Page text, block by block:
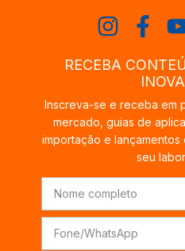
RECEBA
Inscreva-se e receba em
mercado, guias de
importação e
seu